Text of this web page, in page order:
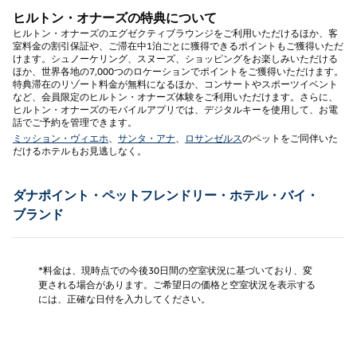
ヒルトン・オナーズの特典について
ヒルトン・オナーズのエグゼクティブラウンジをご利用いただけるほか、客
室料金の割引保証や、ご滞在中1泊ごとに獲得できるポイントもご獲得いただ
けます。シュノーケリング、スヌーズ、ショッピングをお楽しみいただける
ほか、世界各地の7,000つのロケーションでポイントをご獲得いただけます。
特典滞在のリゾート料金が無料になるほか、コンサートやスポーツイベント
など、会員限定のヒルトン・オナーズ体験をご利用いただけます。さらに、
ヒルトン・オナーズのモバイルアプリでは、デジタルキーを使用して、お電
話でご予約を管理できます。
ミッション・ヴィエホ
サンタ・アナ ロサンゼルスのペットをご同伴いた
だけるホテルもお見逃しなく。
ダナポイント・ペットフレンドリー・ホテル・バイ・
ブランド
*料金は、現時点での今後30日間の空室状況に基づいており、変
更される場合があります。ご希望日の価格と空室状況を表示する
には、正確な日付を入力してください。